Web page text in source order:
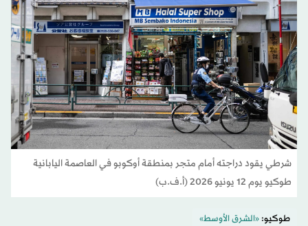
شرطي يقود دراجته أمام متجر بمنطقة أوكوبو في العاصمة اليابانية
طوكيو يوم 12 يونيو 2026 (أ.ف.ب)
طوكيو:«الشرق الأوسط»